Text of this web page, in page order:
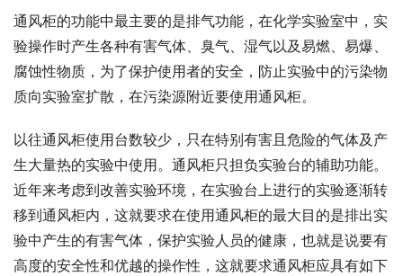
通风柜的功能中最主要的是排气功能，在化学实验室中，实
验操作时产生各种有害气体、臭气、湿气以及易燃、易爆、
腐蚀性物质，为了保护使用者的安全，防止实验中的污染物
质向实验室扩散，在污染源附近要使用通风柜。
以往通风柜使用台数较少，只在特别有害且危险的气体及产
生大量热的实验中使用。通风柜只担负实验台的辅助功能。
近年来考虑到改善实验环境，在实验台上进行的实验逐渐转
移到通风柜内，这就要求在使用通风柜的最大目的是排出实
验中产生的有害气体，保护实验人员的健康，也就是说要有
高度的安全性和优越的操作性，这就要求通风柜应具有如下